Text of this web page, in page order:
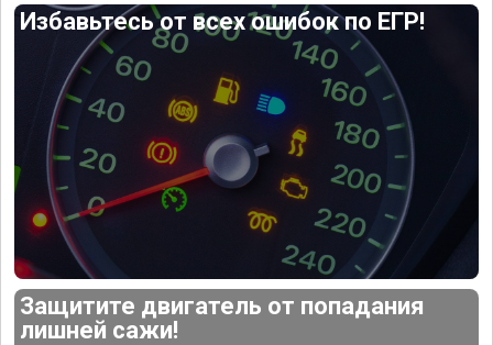
Избавьтесь от всех ошибок по ЕГР!
Защитите двигатель от попадания
лишней сажи!